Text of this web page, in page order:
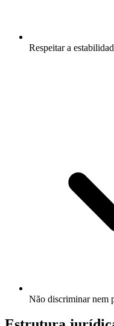
Respeitar a
Não discriminar nem